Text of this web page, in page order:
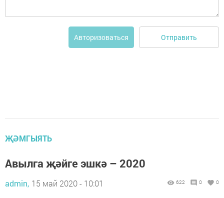
Авторизоваться Отправить
ҖӘМГЫЯТЬ
Авылга җәйге эшкә – 2020
admin, 15 май 2020 - 10:01 622 0 0